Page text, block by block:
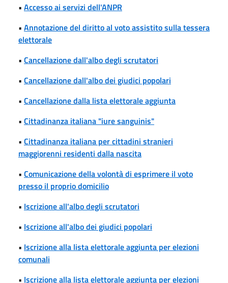
• Accesso ai servizi dell'ANPR
• Annotazione del diritto al voto assistito sulla tessera
elettorale
• Cancellazione dall'albo degli scrutatori
• Cancellazione dall'albo dei giudici popolari
• Cancellazione dalla lista elettorale aggiunta
• Cittadinanza italiana "iure sanguinis"
• Cittadinanza italiana per cittadini stranieri
maggiorenni residenti dalla nascita
• Comunicazione della volontà di esprimere il voto
presso il proprio domicilio
• Iscrizione all'albo degli scrutatori
• Iscrizione all'albo dei giudici popolari
• Iscrizione alla lista elettorale aggiunta per elezioni
comunali
• Iscrizione alla lista elettorale aggiunta per elezioni